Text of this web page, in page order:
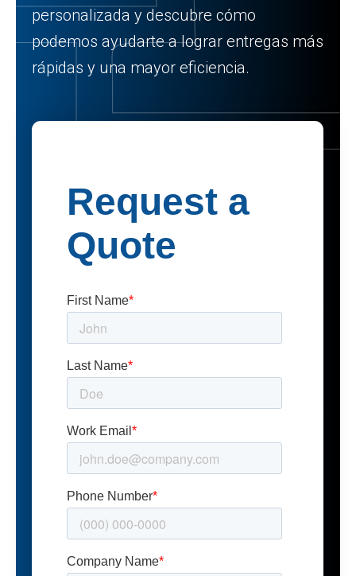
personalizada y descubre cómo
podemos ayudarte a lograr entregas más
rápidas y una mayor eficiencia.